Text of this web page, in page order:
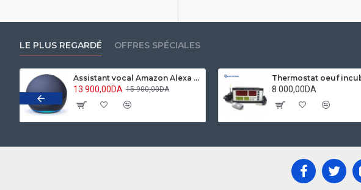
LE PLUS REGARDÉ OFFRES SPÉCIALES
Assistant vocal Amazon Alexa Echo Dot 5 Bleu marine
13 900,00DA 15 900,00DA 8 000,00DA